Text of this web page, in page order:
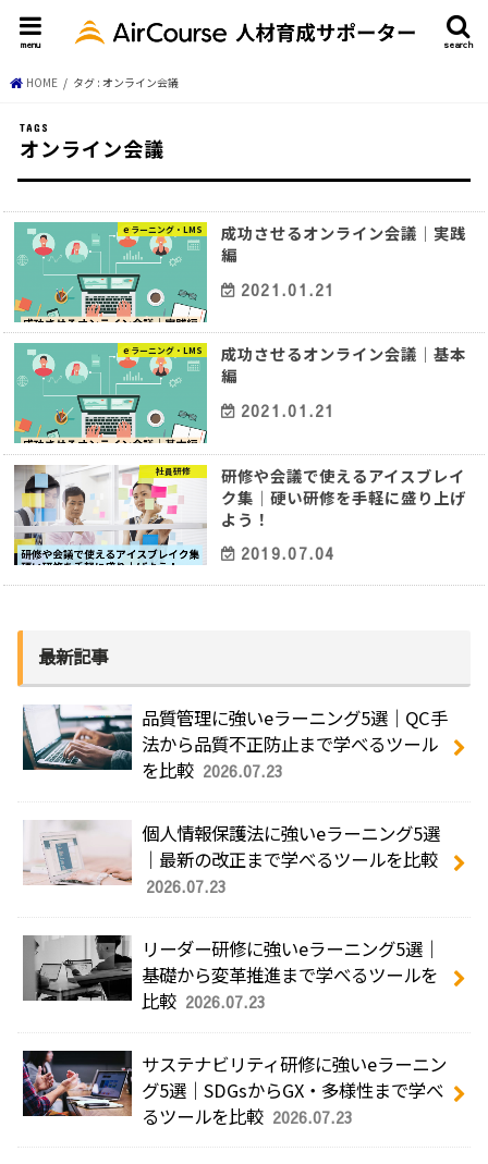
search
menu
HOME タグ : オンライン会議
オンライン会議
ｅラーニング・LMS
成功させるオンライン会議│実践
編
2021.01.21
ｅラーニング・LMS
成功させるオンライン会議│基本
編
2021.01.21
社員研修
研修や会議で使えるアイスブレイ
ク集│硬い研修を手軽に盛り上げ
よう！
2019.07.04
最新記事
品質管理に強いeラーニング5選｜QC手
法から品質不正防止まで学べるツール
を比較 2026.07.23
個人情報保護法に強いeラーニング5選
｜最新の改正まで学べるツールを比較
2026.07.23
リーダー研修に強いeラーニング5選｜
基礎から変革推進まで学べるツールを
比較 2026.07.23
サステナビリティ研修に強いeラーニン
グ5選｜SDGsからGX・多様性まで学べ
るツールを比較 2026.07.23